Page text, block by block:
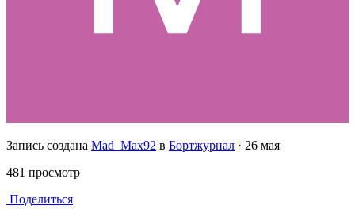
Запись создана Mad_Max92 в Бортжурнал · 26 мая
481 просмотр
Поделиться